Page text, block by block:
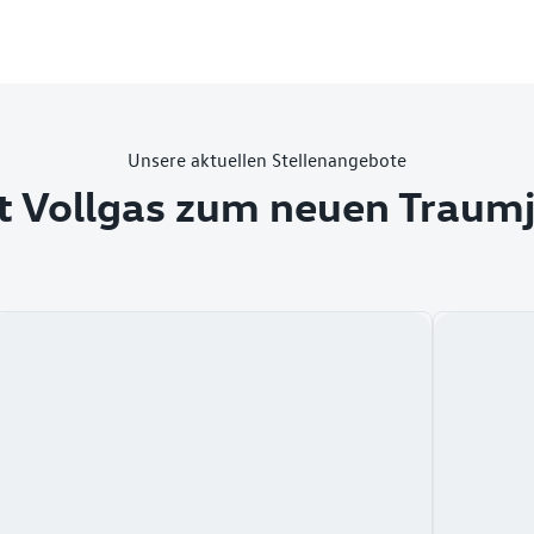
Unsere aktuellen Stellenangebote
Vollgas zum neuen